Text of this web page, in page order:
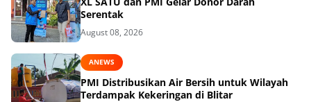
Serentak
August 08, 2026
ANEWS
PMI Distribusikan Air Bersih untuk Wilayah
Terdampak Kekeringan di Blitar